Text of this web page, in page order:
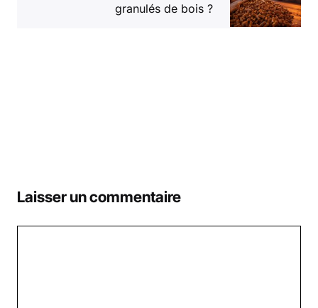
granulés de bois ?
Laisser un commentaire